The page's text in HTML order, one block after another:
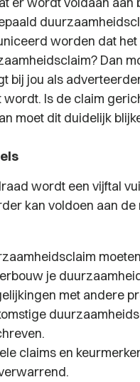
worden dat
Dan
bij jou als
wordt. Is de claim
moet dit duidelijk
wordt een vijftal
kan voldoen aan
je
met andere
claims en